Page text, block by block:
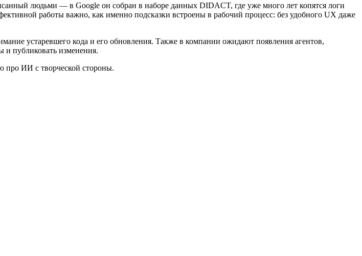
людьми — в Google он собран в наборе данных DIDACT, где уже много лет копятся логи
работы важно, как именно подсказки встроены в рабочий процесс: без удобного UX даже
устаревшего кода и его обновления. Также в компании ожидают появления агентов,
и публиковать изменения.
про ИИ с творческой стороны.